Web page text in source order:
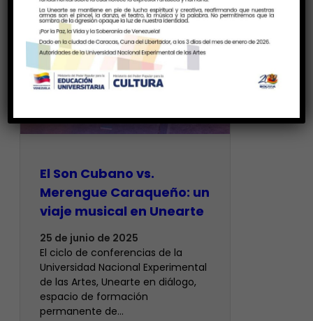
El Son Cubano vs.
Merengue Caraqueño: un
viaje musical en Unearte
25 de junio de 2025
El ciclo de conferencias de la
Universidad Nacional Experimental
de las Artes, Unearte en diálogo,
espacio de formación
permanente de…